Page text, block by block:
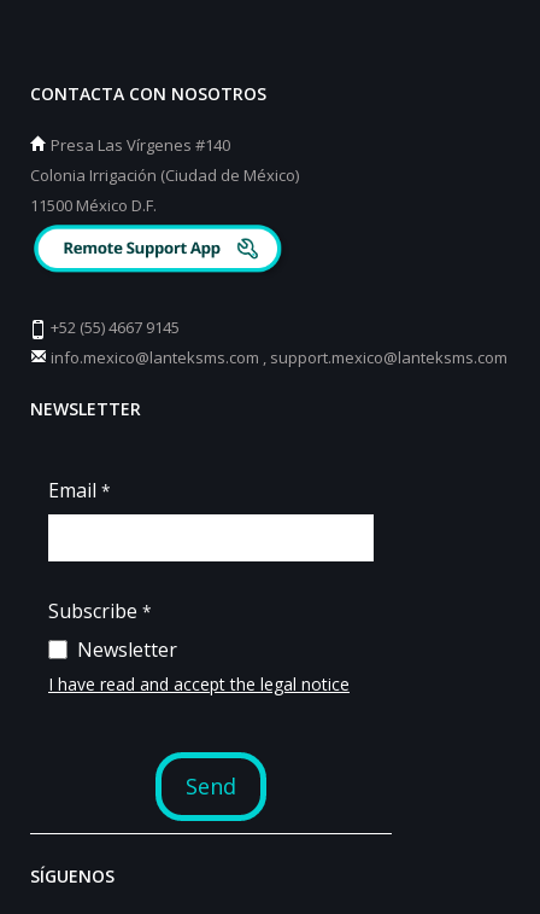
CONTACTA CON NOSOTROS
Presa Las Vírgenes #140
Colonia Irrigación (Ciudad de México)
11500 México D.F.
+52 (55) 4667 9145
info.mexico@lanteksms.com , support.mexico@lanteksms.com
NEWSLETTER
SÍGUENOS